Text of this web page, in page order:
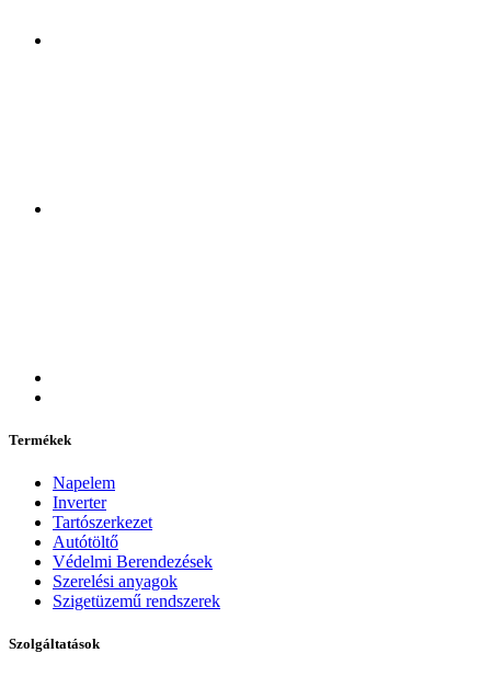
Termékek
Napelem
Inverter
Tartószerkezet
Autótöltő
Védelmi Berendezések
Szerelési anyagok
Szigetüzemű rendszerek
Szolgáltatások